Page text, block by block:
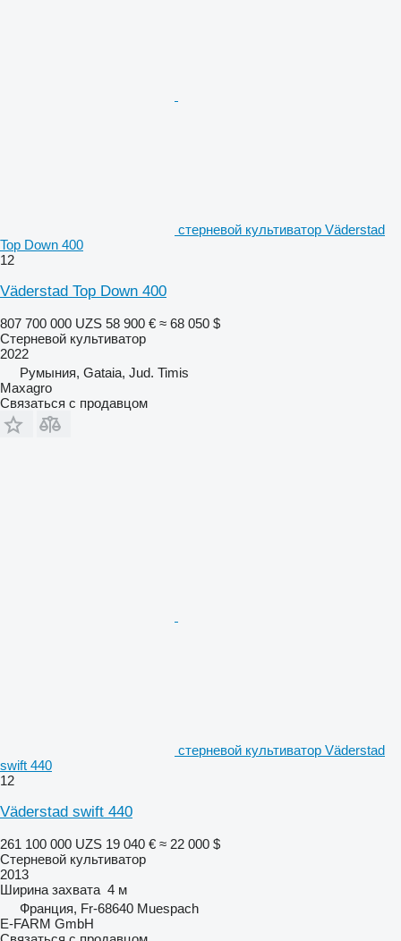
стерневой культиватор Väderstad
Top Down 400
12
Väderstad Top Down 400
807 700 000 UZS 58 900 € ≈ 68 050 $
Стерневой культиватор
2022
Румыния, Gataia, Jud. Timis
Maxagro
Связаться с продавцом
стерневой культиватор Väderstad
swift 440
12
Väderstad swift 440
261 100 000 UZS 19 040 € ≈ 22 000 $
Стерневой культиватор
2013
Ширина захвата 4 м
Франция, Fr-68640 Muespach
E-FARM GmbH